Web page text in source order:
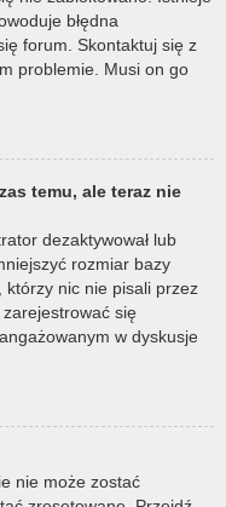
błędna
forum. Skontaktuj się z
problemie. Musi on go
temu, ale teraz nie
dezaktywował lub
rozmiar bazy
którzy nic nie pisali przez
zarejestrować się
w dyskusje
nie może zostać